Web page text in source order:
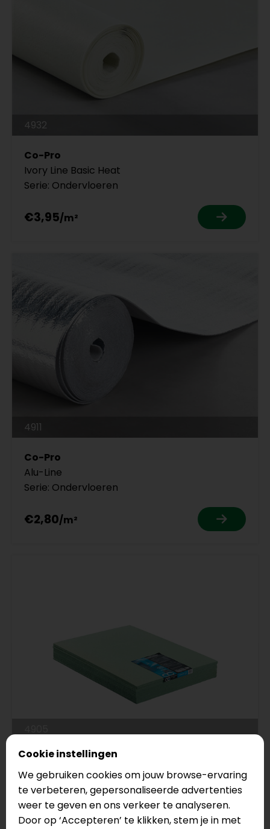
4932
Co-Pro
Ivory Line Basic Heat
Serie: Ondervloeren
€3,95
4911
Co-Pro
Alu-Line
Serie: Ondervloeren
€2,80
Co-Pro
Green-Pack 7mm
Serie: Ondervloeren
€5,20
Cookie instellingen
We gebruiken cookies om jouw browse-ervaring
te verbeteren, gepersonaliseerde advertenties
weer te geven en ons verkeer te analyseren.
Door op ‘Accepteren’ te klikken, stem je in met